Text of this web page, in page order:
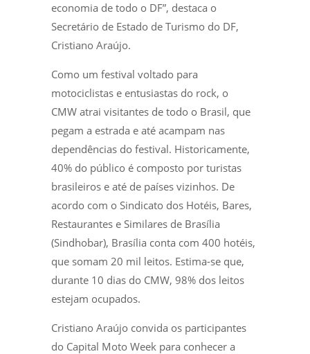
economia de todo o DF”, destaca o
Secretário de Estado de Turismo do DF,
Cristiano Araújo.
Como um festival voltado para
motociclistas e entusiastas do rock, o
CMW atrai visitantes de todo o Brasil, que
pegam a estrada e até acampam nas
dependências do festival. Historicamente,
40% do público é composto por turistas
brasileiros e até de países vizinhos. De
acordo com o Sindicato dos Hotéis, Bares,
Restaurantes e Similares de Brasília
(Sindhobar), Brasília conta com 400 hotéis,
que somam 20 mil leitos. Estima-se que,
durante 10 dias do CMW, 98% dos leitos
estejam ocupados.
Cristiano Araújo convida os participantes
do Capital Moto Week para conhecer a